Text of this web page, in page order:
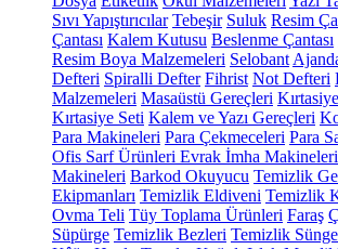
Sıvı Yapıştırıcılar Tebeşir Suluk Resim
Çantası Kalem Kutusu Beslenme Çantası
Resim Boya Malzemeleri Selobant
Defteri Spiralli Defter Fihrist Not Defteri
Malzemeleri Masaüstü Gereçleri
Kırtasiye Seti Kalem ve Yazı Gereçleri
Para Makineleri Para Çekmeceleri Para
Ofis Sarf Ürünleri Evrak İmha Makineleri
Makineleri Barkod Okuyucu Temizlik
Ekipmanları Temizlik Eldiveni Temizlik
Ovma Teli Tüy Toplama Ürünleri Faraş
Süpürge Temizlik Bezleri Temizlik